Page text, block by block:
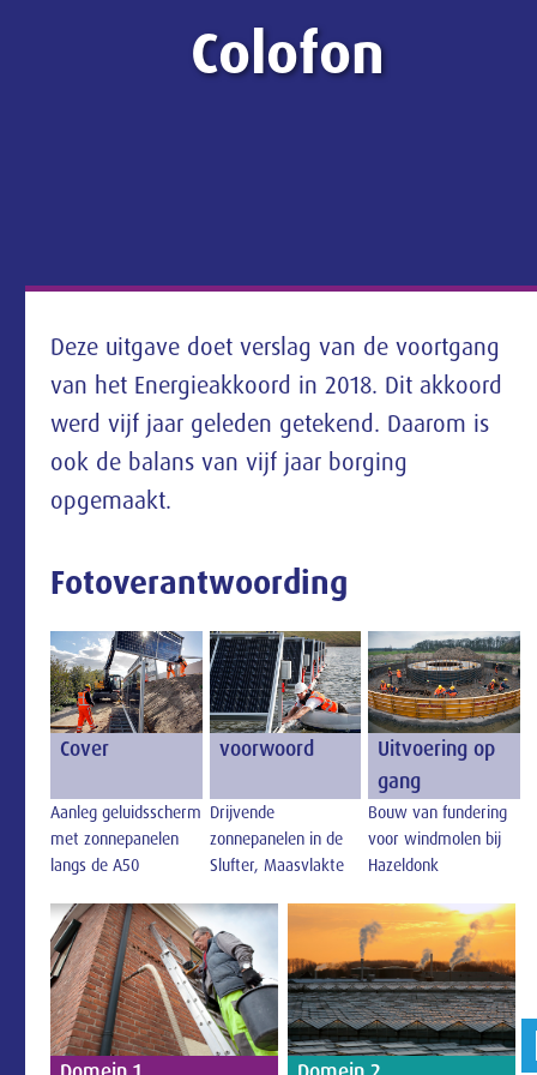
Colofon
Deze uitgave doet verslag van de voortgang
van het Energieakkoord in 2018. Dit akkoord
werd vijf jaar geleden getekend. Daarom is
ook de balans van vijf jaar borging
opgemaakt.
Fotoverantwoording
Cover voorwoord
Uitvoering op
gang
Aanleg geluidsscherm
met zonnepanelen
langs de A50
Drijvende
zonnepanelen in de
Slufter, Maasvlakte
Bouw van fundering
voor windmolen bij
Hazeldonk